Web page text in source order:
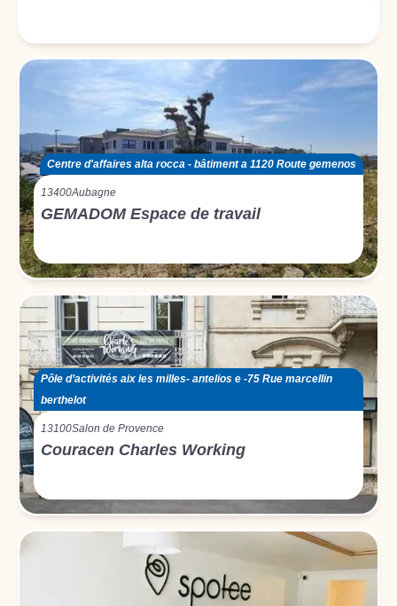
Centre d'affaires alta rocca - bâtiment a 1120 Route gemenos
13400Aubagne
GEMADOM Espace de travail
Pôle d’activités aix les milles- antelios e -75 Rue marcellin
berthelot
13100Salon de Provence
Couracen Charles Working